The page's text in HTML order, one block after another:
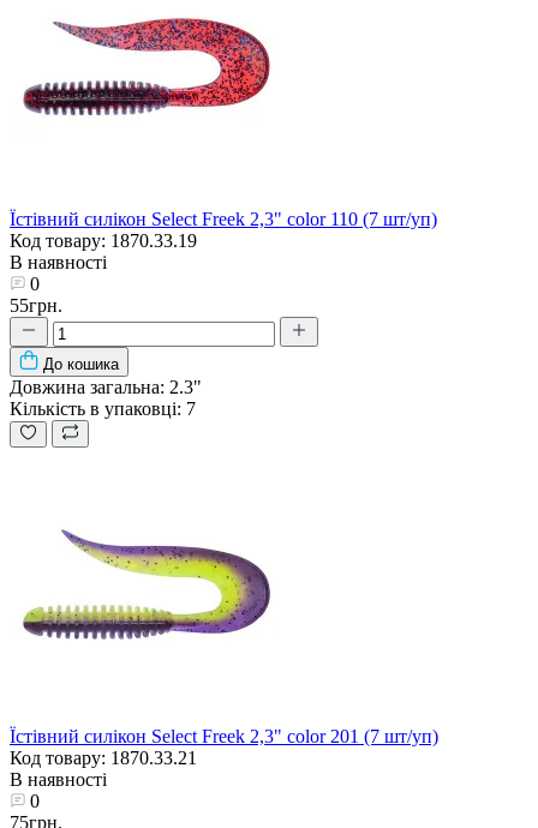
Їстівний силікон Select Freek 2,3" color 110 (7 шт/уп)
Код товару: 1870.33.19
В наявності
0
55грн.
До кошика
Довжина загальна: 2.3"
Кількість в упаковці: 7
Їстівний силікон Select Freek 2,3" color 201 (7 шт/уп)
Код товару: 1870.33.21
В наявності
0
75грн.